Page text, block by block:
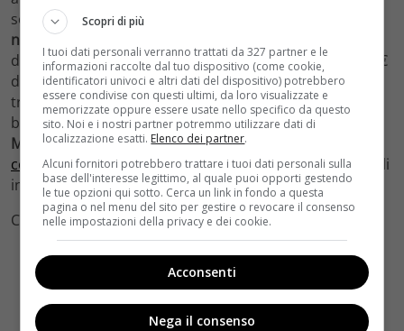
scorsa settimana: si tratta di
nonostante i genitori
del telefilm DisneyAlex&Co, che ha totalizzato 502.512€
di incasso. Subito fuori, ma distaccato di pochissimo
troviamo il film sull’artefice di Wikileaks,Snowden. Non
bene per l’esordio in sala del film conMattew
McConaughey, Free States of Jones
completo) che si piazza solamente al nono posto per gli
incassi nel weekend.
Credits photo: Facebook
Scopri di più
I tuoi dati personali verranno trattati da 327 partner e le
informazioni raccolte dal tuo dispositivo (come cookie,
identificatori univoci e altri dati del dispositivo) potrebbero
essere condivise con questi ultimi, da loro visualizzate e
memorizzate oppure essere usate nello specifico da questo
sito. Noi e i nostri partner potremmo utilizzare dati di
localizzazione esatti. Elenco dei partner.
Alcuni fornitori potrebbero trattare i tuoi dati personali sulla
base dell'interesse legittimo, al quale puoi opporti gestendo
le tue opzioni qui sotto. Cerca un link in fondo a questa
pagina o nel menu del sito per gestire o revocare il consenso
nelle impostazioni della privacy e dei cookie.
Acconsenti
Nega il consenso